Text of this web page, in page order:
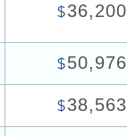
$36,200
$50,976
$38,563